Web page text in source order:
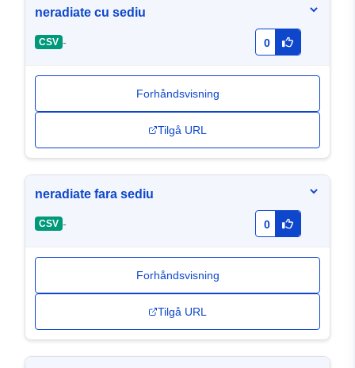
neradiate cu sediu
CSV - 0
Forhåndsvisning
Tilgå URL
neradiate fara sediu
CSV - 0
Forhåndsvisning
Tilgå URL